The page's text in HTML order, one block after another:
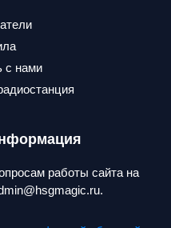
с нами
работы сайта на